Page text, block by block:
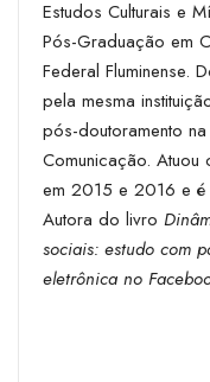
Estudos Culturais e
Pós-Graduação em
Federal Fluminense.
pela mesma
pós-doutoramento
Comunicação.
em 2015 e 2016 e
Autora do livro
sociais: estudo com
eletrônica no